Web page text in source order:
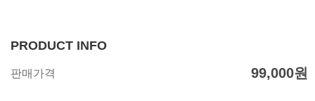
PRODUCT INFO
판매가격 99,000원